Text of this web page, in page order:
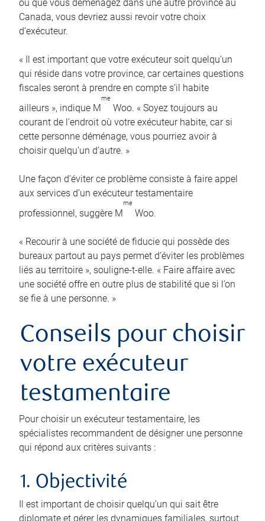
ou que vous déménagez dans une autre province au
Canada, vous devriez aussi revoir votre choix
d’exécuteur.
« Il est important que votre exécuteur soit quelqu’un
qui réside dans votre province, car certaines questions
fiscales seront à prendre en compte s’il habite
ailleurs », indique M
me
Woo. « Soyez toujours au
courant de l’endroit où votre exécuteur habite, car si
cette personne déménage, vous pourriez avoir à
choisir quelqu’un d’autre. »
Une façon d’éviter ce problème consiste à faire appel
aux services d’un exécuteur testamentaire
professionnel, suggère M
me
Woo.
« Recourir à une société de fiducie qui possède des
bureaux partout au pays permet d’éviter les problèmes
liés au territoire », souligne-t-elle. « Faire affaire avec
une société offre en outre plus de stabilité que si l’on
se fie à une personne. »
Conseils pour choisir
votre exécuteur
testamentaire
Pour choisir un exécuteur testamentaire, les
spécialistes recommandent de désigner une personne
qui répond aux critères suivants :
1. Objectivité
Il est important de choisir quelqu’un qui sait être
diplomate et gérer les dynamiques familiales, surtout